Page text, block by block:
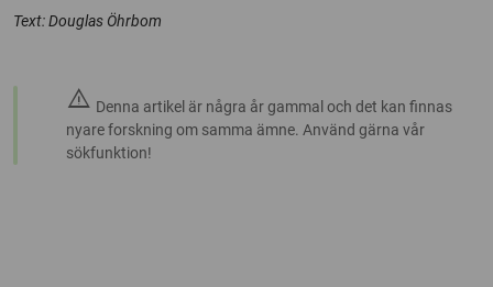
Text: Douglas Öhrbom
warning Denna artikel är några år gammal och det kan finnas
nyare forskning om samma ämne. Använd gärna vår
sökfunktion!